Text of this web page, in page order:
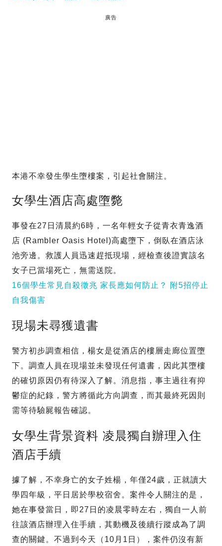
廣告
本港不幸發生學生墮樓案，引起社會關注。
女學生酒店高處墮斃
事發在27日清晨約6時，一名年輕女子從青衣青逸酒
店 (Rambler Oasis Hotel)高處墮下，倒臥在酒店泳
池旁邊。救護人員迅速趕抵現場，經檢查後證實該名
女子已當場死亡，無需送院。
16個學生常見自殺徵兆 家長應如何防止？ 附5招停止
自我傷害
現場未尋獲遺書
警方初步調查相信，楊女是從酒店的樓層走廊位置墮
下。調查人員在現場並未發現任何遺書，因此其墮樓
的確切原因仍有待深入了解。消息指，事主過往有抑
鬱症的紀錄，警方將循此方向調查，而其最終死因則
需等待驗屍報告確認。
女學生背景資料 凌晨獨自辦理入住
酒店手續
據了解，不幸身亡的女子姓楊，年僅24歲，正就讀大
學四年級，平日居於學校宿舍。案件令人關注的是，
她在事發當日，即27日的凌晨零時左右，獨自一人前
往該酒店辦理入住手續，其動機及後續行蹤成為了調
查的關鍵。不過到今天（10月1日），案件仍沒有新